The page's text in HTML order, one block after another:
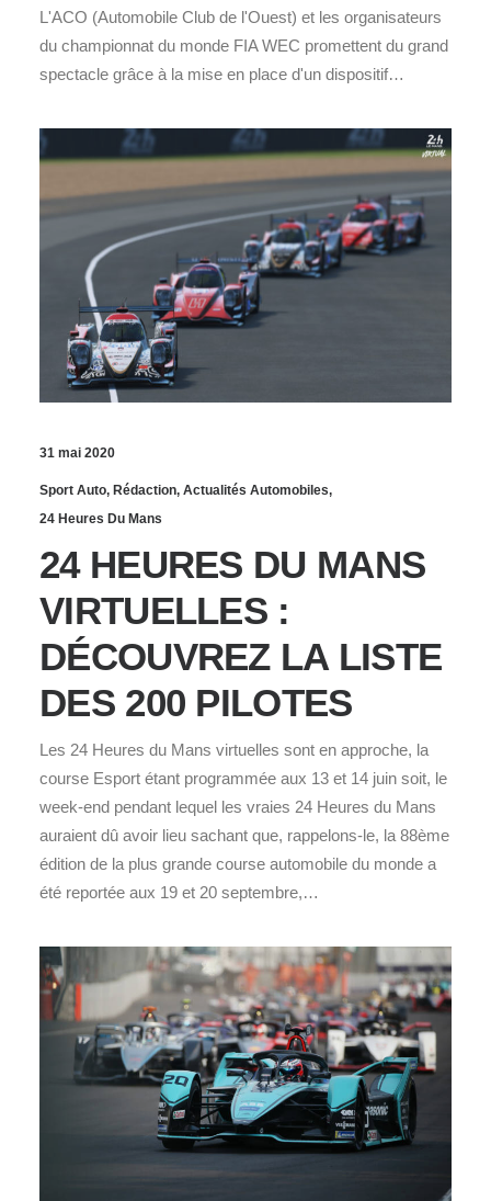
L'ACO (Automobile Club de l'Ouest) et les organisateurs
du championnat du monde FIA WEC promettent du grand
spectacle grâce à la mise en place d'un dispositif…
31 mai 2020
Sport Auto, Rédaction, Actualités Automobiles,
24 Heures Du Mans
24 HEURES DU MANS
VIRTUELLES :
DÉCOUVREZ LA LISTE
DES 200 PILOTES
Les 24 Heures du Mans virtuelles sont en approche, la
course Esport étant programmée aux 13 et 14 juin soit, le
week-end pendant lequel les vraies 24 Heures du Mans
auraient dû avoir lieu sachant que, rappelons-le, la 88ème
édition de la plus grande course automobile du monde a
été reportée aux 19 et 20 septembre,…